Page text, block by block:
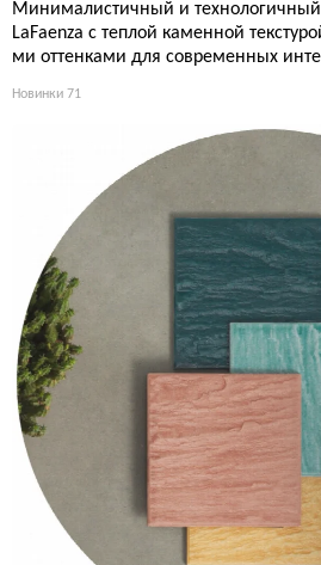
Минималистичный и технологичный
LaFaenza с теплой каменной
ми оттенками для современных
Новинки 71